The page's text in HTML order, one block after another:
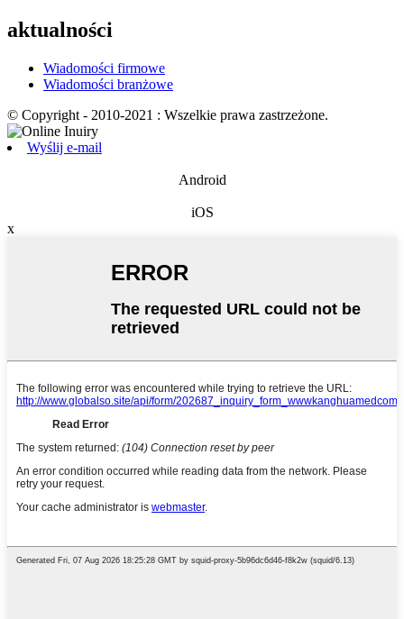
aktualności
Wiadomości firmowe
Wiadomości branżowe
© Copyright - 2010-2021 : Wszelkie prawa zastrzeżone.
Wyślij e-mail
Android
iOS
x